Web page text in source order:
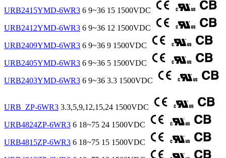
URB2415YMD-6WR3 6 9~36 15 1500VDC
URB2412YMD-6WR3 6 9~36 12 1500VDC
URB2409YMD-6WR3 6 9~36 9 1500VDC
URB2405YMD-6WR3 6 9~36 5 1500VDC
URB2403YMD-6WR3 6 9~36 3.3 1500VDC
URB_ZP-6WR3 3.3,5,9,12,15,24 1500VDC
URB4824ZP-6WR3 6 18~75 24 1500VDC
URB4815ZP-6WR3 6 18~75 15 1500VDC